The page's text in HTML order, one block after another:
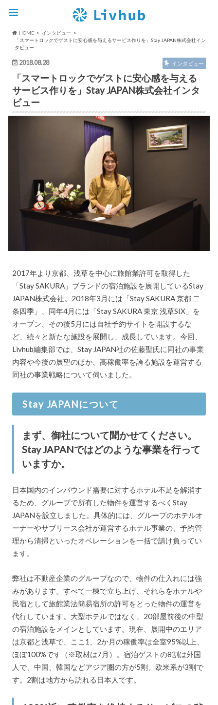
HOME
インタビュー
「スマートロックでゲストに安心感を与えるサービス作りを」Stay JAPAN株式会社イン
タビュー
2018.08.28 インタビュー
「スマートロックでゲストに安心感を与える
サービス作りを」Stay JAPAN株式会社インタ
ビュー
2017年より京都、浅草を中心に旅館業許可を取得した
「Stay SAKURA」ブランドの宿泊施設を展開しているStay
JAPAN株式会社。2018年3月には「Stay SAKURA 京都 二
条四季」、同年4月には「Stay SAKURA 東京 浅草SIX」を
オープン、その後5月には自社予約サイトを開設するな
ど、続々と新たな施設を展開し、成長しています。今回、
Livhub編集部では、Stay JAPAN社の佐藤聖氏に同社の事業
内容や今後の展望のほか、高稼働率を誇る施設を運営する
同社の事業戦略について伺いました。
Stay JAPANについて
まず、御社について聞かせてください。
Stay JAPANではどのような事業を行って
いますか。
日本国内のインバウンド需要に対するホテル不足を解消す
るため、グループで所有した物件を運営するべくStay
JAPANを設立しました。具体的には、グループのホテルオ
ーナーやサブリース会社が運営するホテル事業の、予約管
理から清掃といったオペレーションを一括で請け負ってい
ます。
弊社は不動産企業のグループなので、物件の仕入れには強
みがあります。すべて一棟で立ち上げ、それらをホテルや
民宿として旅館業法簡易宿所の許可をとった物件の運営を
代行しています。大型ホテルではなく、20部屋前後の中型
の宿泊施設をメインとしています。現在、展開中のエリア
は京都と浅草で、ここ1、2か月の稼働率は全室95%以上、
ほぼ100%です（※取材は7月）。宿泊ゲストの8割は外国
人で、中国、韓国などアジア圏の方が5割、欧米系が3割で
す。2割は地方から訪れる日本人です。